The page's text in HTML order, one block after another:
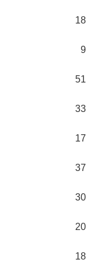
18
9
51
33
17
37
30
20
18